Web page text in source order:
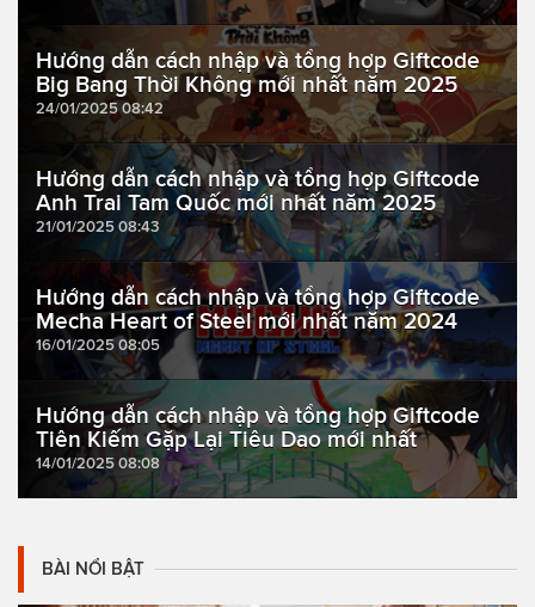
Hướng dẫn cách nhập và tổng hợp Giftcode
Big Bang Thời Không mới nhất năm 2025
24/01/2025 08:42
Hướng dẫn cách nhập và tổng hợp Giftcode
Anh Trai Tam Quốc mới nhất năm 2025
21/01/2025 08:43
Hướng dẫn cách nhập và tổng hợp Giftcode
Mecha Heart of Steel mới nhất năm 2024
16/01/2025 08:05
Hướng dẫn cách nhập và tổng hợp Giftcode
Tiên Kiếm Gặp Lại Tiêu Dao mới nhất
14/01/2025 08:08
BÀI NỔI BẬT